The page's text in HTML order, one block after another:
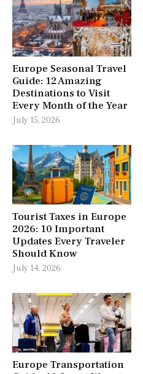
Europe Seasonal Travel
Guide: 12 Amazing
Destinations to Visit
Every Month of the Year
July 15, 2026
Tourist Taxes in Europe
2026: 10 Important
Updates Every Traveler
Should Know
July 14, 2026
Europe Transportation